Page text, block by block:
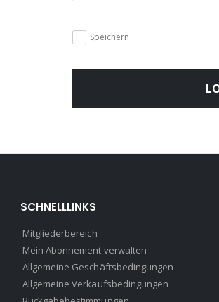
Speichern
SCHNELLLINKS
Mitgliederbereich
Mein Abonnement verwalten
Allgemeine Geschäftsbedingungen
Allgemeine Verkaufsbedingungen